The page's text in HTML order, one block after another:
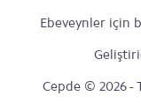
Ebeveynler için
Cepde © 2026 -